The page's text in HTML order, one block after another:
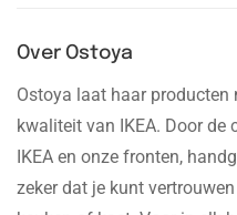
Over Ostoya
Ostoya laat haar
kwaliteit van IKEA. Door
IKEA en onze fronten,
zeker dat je kunt